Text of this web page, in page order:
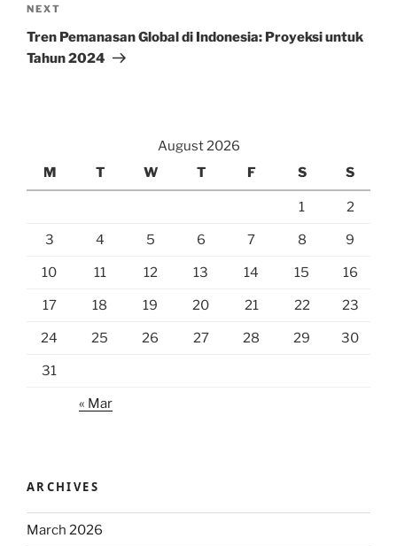
Next
Post
NEXT
Tren Pemanasan Global di Indonesia: Proyeksi untuk
Tahun 2024
August 2026
M
T W T F S S
1 2
3 4 5 6 7 8 9
10 11 12 13 14 15 16
17 18 19 20 21 22 23
24 25 26 27 28 29 30
31
« Mar
ARCHIVES
March 2026